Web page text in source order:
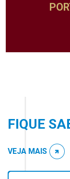
FIQUE
VEJA MAIS